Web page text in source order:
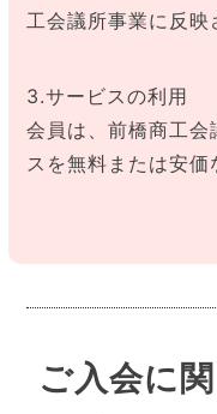
工会議所事業に反映
3.サービスの利用
会員は、前橋商工
スを無料または安価
ご入会に